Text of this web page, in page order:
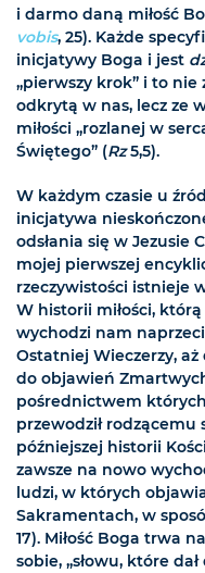
i darmo daną miłość
vobis, 25). Każde
inicjatywy Boga i jest
„pierwszy krok” i to
odkrytą w nas, lecz ze
miłości „rozlanej w
Świętego” (Rz5,5).
W każdym czasie u
inicjatywa
odsłania się w Jezusie
mojej pierwszej
rzeczywistości istnieje
W historii miłości,
wychodzi nam
Ostatniej Wieczerzy,
do objawień
pośrednictwem
przewodził rodzącemu
późniejszej historii
zawsze na nowo
ludzi, w których
Sakramentach, w
17). Miłość Boga trwa
sobie, „słowu, które